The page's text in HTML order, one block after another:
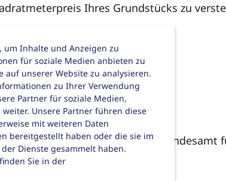
Ihres Grundstücks zu
Stelle
Fragen wenden Sie sich an das Landesamt
Sachsen-Anhalt.
um Inhalte und Anzeigen zu
für soziale Medien anbieten zu
auf unserer Website zu analysieren.
zu Ihrer Verwendung
Partner für soziale Medien,
Unsere Partner führen diese
mit weiteren Daten
bereitgestellt haben oder die sie im
Dienste gesammelt haben.
Sie in der